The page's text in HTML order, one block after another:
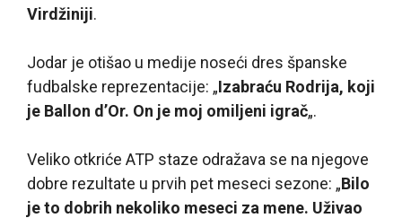
Virdžiniji.
Jodar je otišao u medije noseći dres španske
fudbalske reprezentacije: „Izabraću Rodrija, koji
je Ballon d’Or. On je moj omiljeni igrač„.
Veliko otkriće ATP staze odražava se na njegove
dobre rezultate u prvih pet meseci sezone: „Bilo
je to dobrih nekoliko meseci za mene. Uživao